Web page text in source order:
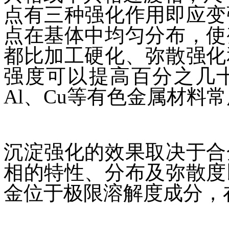
点有三种强化作用即应
点在基体中均匀分布，
都比加工硬化、弥散强
强度可以提高百分之几
Al、Cu等有色金属材料
沉淀强化的效果取决于
相的特性、分布及弥散
金位于极限溶解度成分